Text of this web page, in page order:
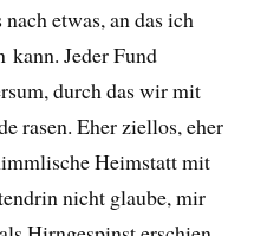
etwas, an das ich
kann. Jeder Fund
durch das wir mit
rasen. Eher ziellos, eher
Heimstatt mit
nicht glaube, mir